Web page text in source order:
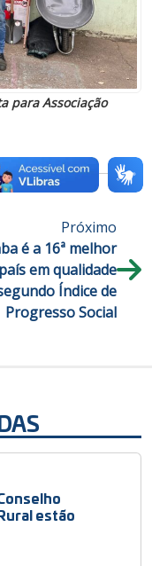
para Associação
Próximo
é a 16ª melhor
em qualidade
Índice de
Progresso Social
estão